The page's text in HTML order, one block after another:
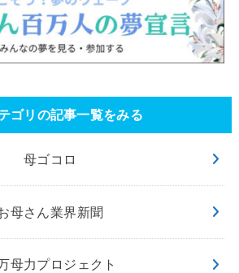
ゴリの記事一覧をみる
母ゴコロ
母さん業界新聞
母力プロジェクト